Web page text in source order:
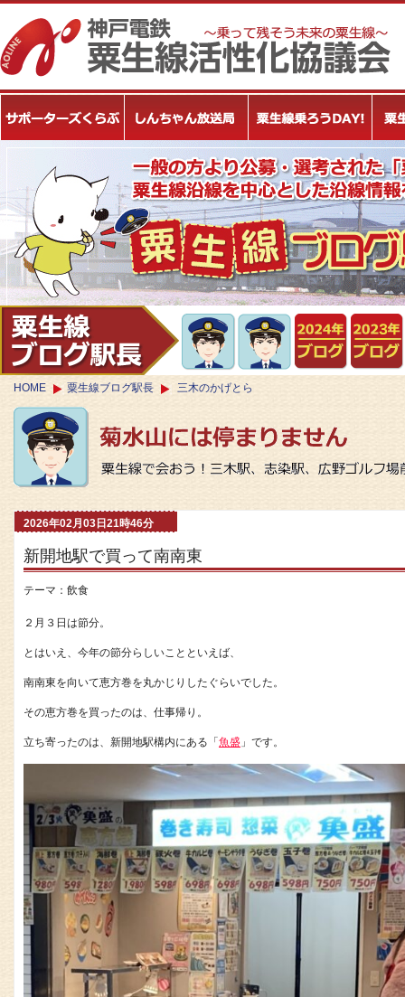
HOME 粟生線ブログ駅長 三木のかげとら
2026年02月03日21時46分
新開地駅で買って南南東
テーマ： 飲食
２月３日は節分。
とはいえ、今年の節分らしいことといえば、
南南東を向いて恵方巻を丸かじりしたぐらいでした。
その恵方巻を買ったのは、仕事帰り。
立ち寄ったのは、新開地駅構内にある「 魚盛 」です。